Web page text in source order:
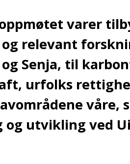
varer
relevant
Senja, til
urfolks
våre,
utvikling ved